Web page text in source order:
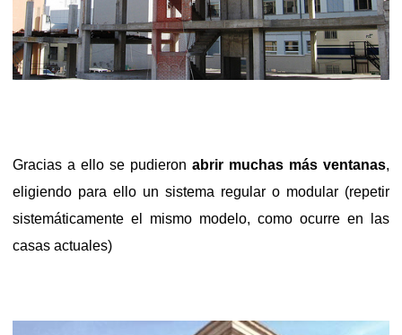
Gracias a ello se pudieron abrir muchas más ventanas,
eligiendo para ello un sistema regular o modular (repetir
sistemáticamente el mismo modelo, como ocurre en las
casas actuales)